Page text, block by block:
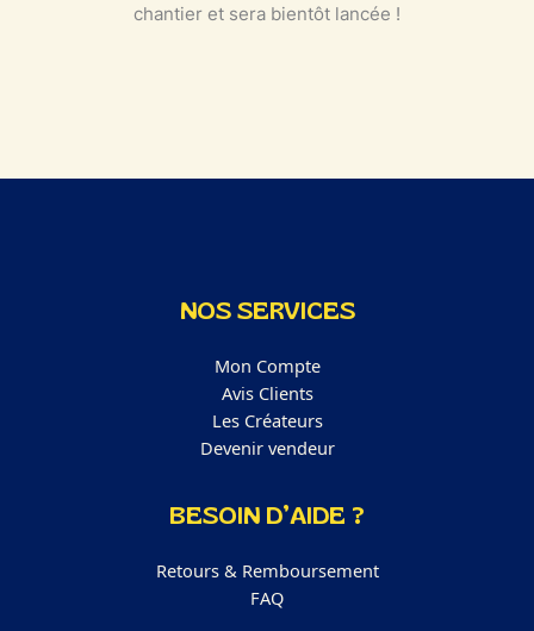
chantier et sera bientôt lancée !
NOS SERVICES
Mon Compte
Avis Clients
Les Créateurs
Devenir vendeur
BESOIN D’AIDE ?
Retours & Remboursement
FAQ